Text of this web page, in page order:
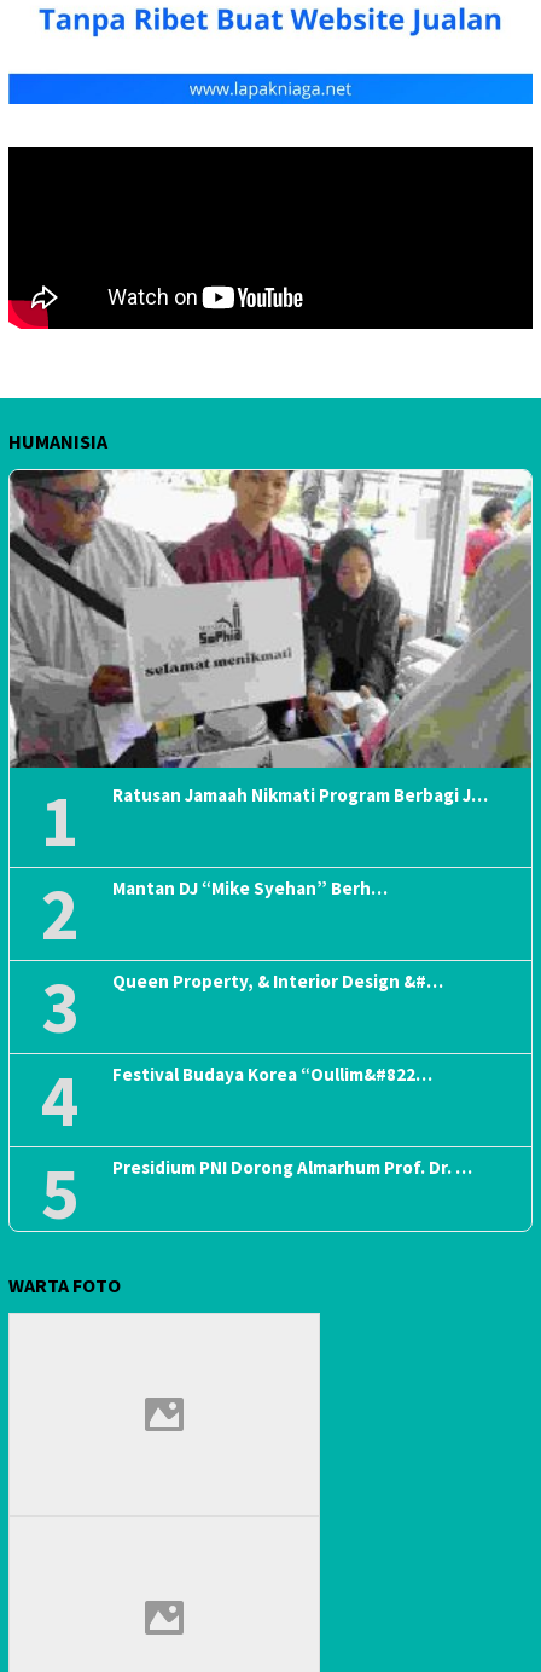
HUMANISIA
1 Ratusan Jamaah Nikmati Program Berbagi J…
2 Mantan DJ “Mike Syehan” Berh…
3 Queen Property, & Interior Design &#…
4 Festival Budaya Korea “Oullim&#822…
5 Presidium PNI Dorong Almarhum Prof. Dr. …
WARTA FOTO